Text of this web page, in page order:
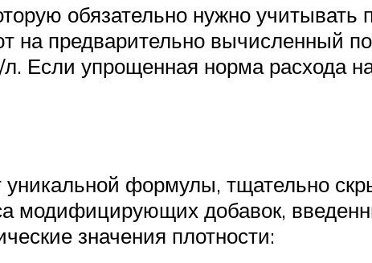
обязательно нужно учитывать
предварительно вычисленный
Если упрощенная норма расхода
формулы, тщательно
модифицирующих добавок,
значения плотности: